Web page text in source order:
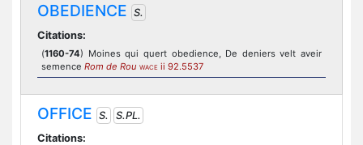
OBEDIENCE S.
Citations:
(1160-74) Moines qui quert obedience, De deniers velt aveir
semence Rom de Rou WACE ii 92.5537
OFFICE S.
S.PL.
Citations: